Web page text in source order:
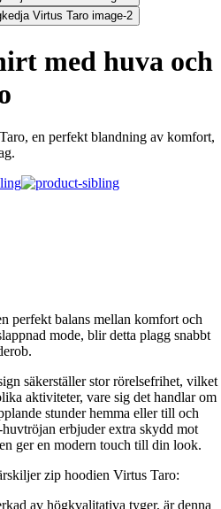
med huva och
en perfekt blandning av komfort,
perfekt balans mellan komfort och
mode, blir detta plagg snabbt
säkerställer stor rörelsefrihet, vilket
aktiviteter, vare sig det handlar om
stunder hemma eller till och
erbjuder extra skydd mot
ger en modern touch till din look.
zip hoodien Virtus Taro:
av högkvalitativa tyger, är denna